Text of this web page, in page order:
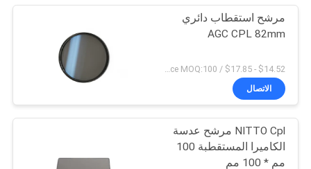
مرشح استقطاب دائري
AGC CPL 82mm
الاتصال
NITTO Cpl مرشح عدسة
الكاميرا المستقطبة 100
مم * 100 مم